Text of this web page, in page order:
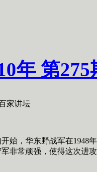
年 第
家讲坛
始，华东野战军在1948
非常顽强，使得这次进